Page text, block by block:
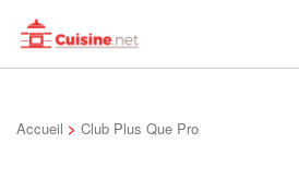
Accueil > Club Plus Que Pro